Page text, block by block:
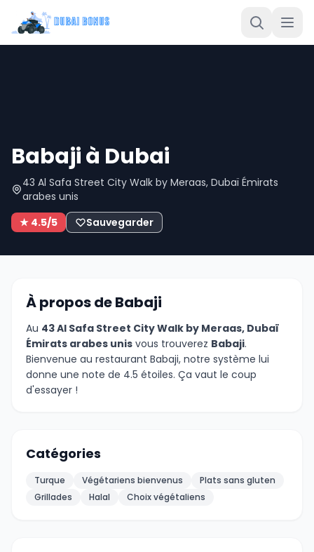
Babaji à Dubai
43 Al Safa Street City Walk by Meraas, Dubaï Émirats
arabes unis
★ 4.5/5
Sauvegarder
À propos de Babaji
Au 43 Al Safa Street City Walk by Meraas, Dubaï
Émirats arabes unis vous trouverez Babaji.
Bienvenue au restaurant Babaji, notre système lui
donne une note de 4.5 étoiles. Ça vaut le coup
d'essayer !
Catégories
Turque Végétariens bienvenus
Plats sans gluten
Grillades
Halal Choix végétaliens